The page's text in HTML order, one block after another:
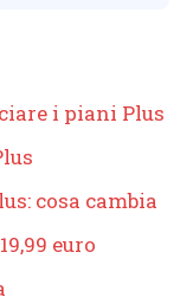
i piani Plus
cosa cambia
euro